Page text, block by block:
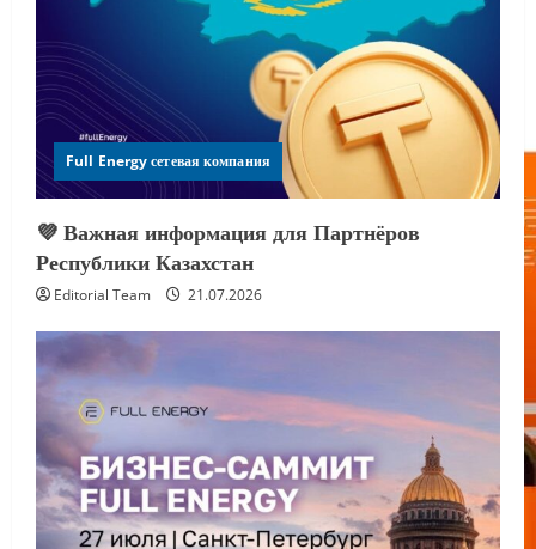
Full Energy сетевая компания
💜 Важная информация для Партнёров
Республики Казахстан
Editorial Team 21.07.2026